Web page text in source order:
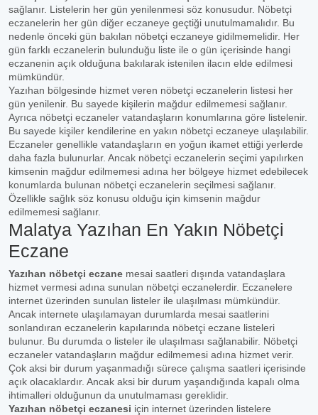
sağlanır. Listelerin her gün yenilenmesi söz konusudur. Nöbetçi
eczanelerin her gün diğer eczaneye geçtiği unutulmamalıdır. Bu
nedenle önceki gün bakılan nöbetçi eczaneye gidilmemelidir. Her
gün farklı eczanelerin bulunduğu liste ile o gün içerisinde hangi
eczanenin açık olduğuna bakılarak istenilen ilacın elde edilmesi
mümkündür.
Yazıhan bölgesinde hizmet veren nöbetçi eczanelerin listesi her
gün yenilenir. Bu sayede kişilerin mağdur edilmemesi sağlanır.
Ayrıca nöbetçi eczaneler vatandaşların konumlarına göre listelenir.
Bu sayede kişiler kendilerine en yakın nöbetçi eczaneye ulaşılabilir.
Eczaneler genellikle vatandaşların en yoğun ikamet ettiği yerlerde
daha fazla bulunurlar. Ancak nöbetçi eczanelerin seçimi yapılırken
kimsenin mağdur edilmemesi adına her bölgeye hizmet edebilecek
konumlarda bulunan nöbetçi eczanelerin seçilmesi sağlanır.
Özellikle sağlık söz konusu olduğu için kimsenin mağdur
edilmemesi sağlanır.
Malatya Yazıhan En Yakın Nöbetçi
Eczane
Yazıhan nöbetçi eczane mesai saatleri dışında vatandaşlara
hizmet vermesi adına sunulan nöbetçi eczanelerdir. Eczanelere
internet üzerinden sunulan listeler ile ulaşılması mümkündür.
Ancak internete ulaşılamayan durumlarda mesai saatlerini
sonlandıran eczanelerin kapılarında nöbetçi eczane listeleri
bulunur. Bu durumda o listeler ile ulaşılması sağlanabilir. Nöbetçi
eczaneler vatandaşların mağdur edilmemesi adına hizmet verir.
Çok aksi bir durum yaşanmadığı sürece çalışma saatleri içerisinde
açık olacaklardır. Ancak aksi bir durum yaşandığında kapalı olma
ihtimalleri olduğunun da unutulmaması gereklidir.
Yazıhan nöbetçi eczanesi için internet üzerinden listelere